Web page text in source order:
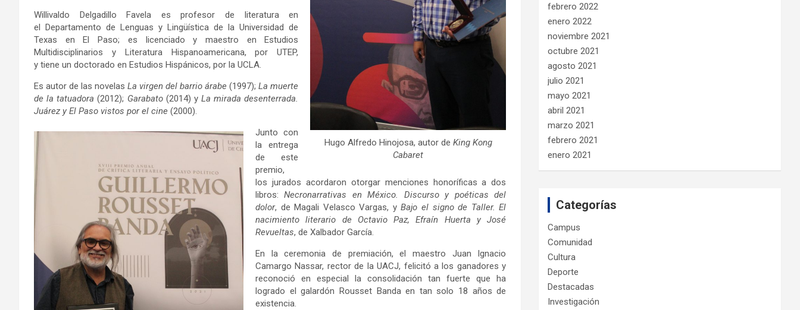
Hugo Alfredo Hinojosa, autor de King Kong
Cabaret
Willivaldo Delgadillo Favela es profesor de literatura en
el Departamento de Lenguas y Lingüística de la Universidad de
Texas en El Paso; es licenciado y maestro en Estudios
Multidisciplinarios y Literatura Hispanoamericana, por UTEP,
y tiene un doctorado en Estudios Hispánicos, por la UCLA.
Es autor de las novelasLa virgen del barrio árabe (1997);La muerte
de la tatuadora (2012); Garabato(2014) yLa mirada desenterrada.
Juárez y El Paso vistos por el cine (2000).
Junto con
la entrega
de este
premio,
los jurados acordaron otorgar menciones honoríficas a dos
libros:Necronarrativas en México. Discurso y poéticas del
dolor, de Magali Velasco Vargas, yBajo el signo de Taller. El
nacimiento literario de Octavio Paz, Efraín Huerta y José
Revueltas, de Xalbador García.
En la ceremonia de premiación, el maestro Juan Ignacio
Camargo Nassar, rector de la UACJ, felicitó a los ganadores y
reconoció en especial la consolidación tan fuerte que ha
logrado el galardón Rousset Banda en tan solo 18 años de
existencia.
febrero 2022
enero 2022
noviembre 2021
octubre 2021
agosto 2021
julio 2021
mayo 2021
abril 2021
marzo 2021
febrero 2021
enero 2021
Categorías
Campus
Comunidad
Cultura
Deporte
Destacadas
Investigación